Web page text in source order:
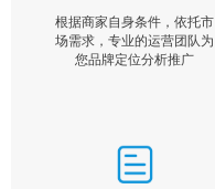
根据商家自身条件，依托市
场需求，专业的运营团队为
您品牌定位分析推广